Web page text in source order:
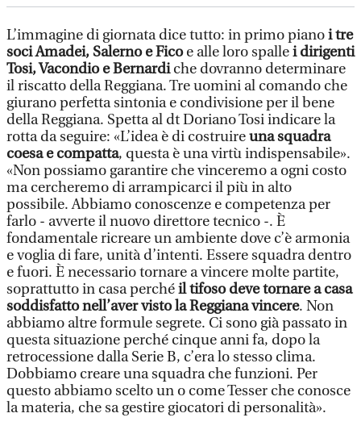
L’immagine di giornata dice tutto: in primo pianoi tre
soci Amadei, Salerno e Ficoe alle loro spallei dirigenti
Tosi, Vacondio e Bernardiche dovranno determinare
il riscatto della Reggiana. Tre uomini al comando che
giurano perfetta sintonia e condivisione per il bene
della Reggiana. Spetta al dt Doriano Tosi indicare la
rotta da seguire: «L’idea è di costruireuna squadra
coesa e compatta, questa è una virtù indispensabile».
«Non possiamo garantire che vinceremo a ogni costo
ma cercheremo di arrampicarci il più in alto
possibile. Abbiamo conoscenze e competenza per
farlo - avverte il nuovo direttore tecnico -. È
fondamentale ricreare un ambiente dove c’è armonia
e voglia di fare, unità d’intenti. Essere squadra dentro
e fuori. È necessario tornare a vincere molte partite,
soprattutto in casa perchéil tifoso deve tornare a casa
soddisfatto nell’aver visto la Reggiana vincere. Non
abbiamo altre formule segrete. Ci sono già passato in
questa situazione perché cinque anni fa, dopo la
retrocessione dalla Serie B, c’era lo stesso clima.
Dobbiamo creare una squadra che funzioni. Per
questo abbiamo scelto un o come Tesser che conosce
la materia, che sa gestire giocatori di personalità».